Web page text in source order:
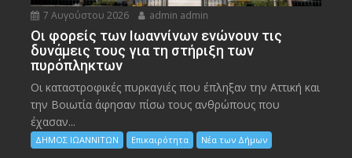
7 Αυγούστου 2026 admin admin
Οι φορείς των Ιωαννίνων ενώνουν τις
δυνάμεις τους για τη στήριξη των
πυρόπληκτων
Οι καταστροφικές πυρκαγιές που έπληξαν την Αττική και
την Bοιωτία άφησαν πίσω τους ανθρώπους που
έχασαν...
ΔΗΜΟΣ ΙΩΑΝΝΙΤΩΝ Επικαιρότητα Νέα των Δήμων